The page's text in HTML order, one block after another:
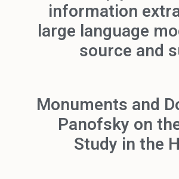
information
large language
source and
Monuments and
Panofsky on
Study in the